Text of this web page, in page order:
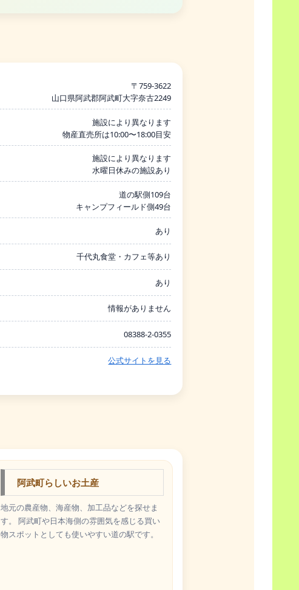
〒759-3622
山口県阿武郡阿武町大字奈古2249
施設により異なります
物産直売所は10:00〜18:00目安
施設により異なります
水曜日休みの施設あり
道の駅側109台
キャンプフィールド側49台
あり
千代丸食堂・カフェ等あり
あり
情報がありません
08388-2-0355
公式サイトを見る
阿武町らしいお土産
地元の農産物、海産物、加工品などを探せま
す。 阿武町や日本海側の雰囲気を感じる買い
物スポットとしても使いやすい道の駅です。